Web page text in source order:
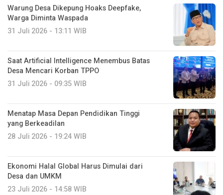
Warung Desa Dikepung Hoaks Deepfake,
Warga Diminta Waspada
31 Juli 2026 - 13:11 WIB
Saat Artificial Intelligence Menembus Batas
Desa Mencari Korban TPPO
31 Juli 2026 - 09:35 WIB
Menatap Masa Depan Pendidikan Tinggi
yang Berkeadilan
28 Juli 2026 - 19:24 WIB
Ekonomi Halal Global Harus Dimulai dari
Desa dan UMKM
23 Juli 2026 - 14:58 WIB